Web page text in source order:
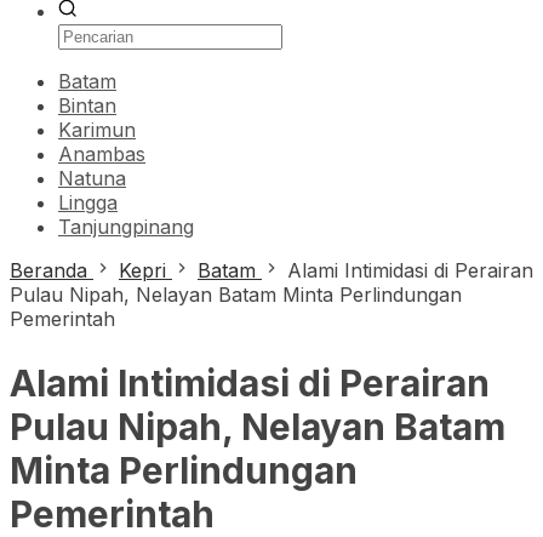
Batam
Bintan
Karimun
Anambas
Natuna
Lingga
Tanjungpinang
Beranda
Kepri Batam
Alami Intimidasi di Perairan
Pulau Nipah, Nelayan Batam Minta Perlindungan
Pemerintah
Alami Intimidasi di Perairan
Pulau Nipah, Nelayan Batam
Minta Perlindungan
Pemerintah